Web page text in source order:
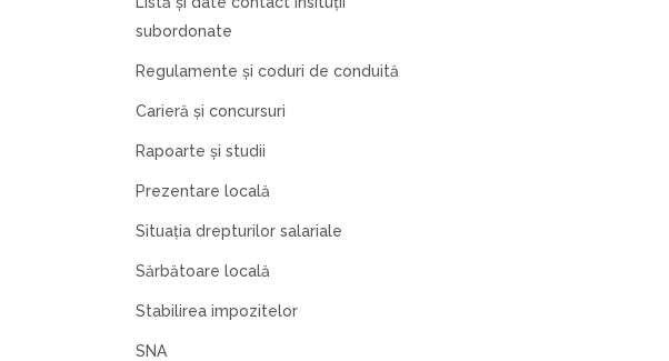
subordonate
Regulamente şi coduri de conduită
Carieră şi concursuri
Rapoarte şi studii
Prezentare locală
Situația drepturilor salariale
Sărbătoare locală
Stabilirea impozitelor
SNA